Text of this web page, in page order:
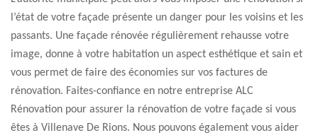
l’état de votre façade présente un danger pour les voisins et les
passants. Une façade rénovée régulièrement rehausse votre
image, donne à votre habitation un aspect esthétique et sain et
vous permet de faire des économies sur vos factures de
rénovation. Faites-confiance en notre entreprise ALC
Rénovation pour assurer la rénovation de votre façade si vous
êtes à Villenave De Rions. Nous pouvons également vous aider